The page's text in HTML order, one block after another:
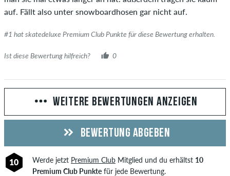
auf. Fällt also unter snowboardhosen gar nicht auf.
#1 hat skatedeluxe Premium Club Punkte für diese Bewertung erhalten.
Ist diese Bewertung hilfreich? 0
WEITERE BEWERTUNGEN ANZEIGEN
BEWERTUNG ABGEBEN
10 Werde jetzt Premium ClubMitglied und du erhältst 10
Premium Club Punktefür jede Bewertung.